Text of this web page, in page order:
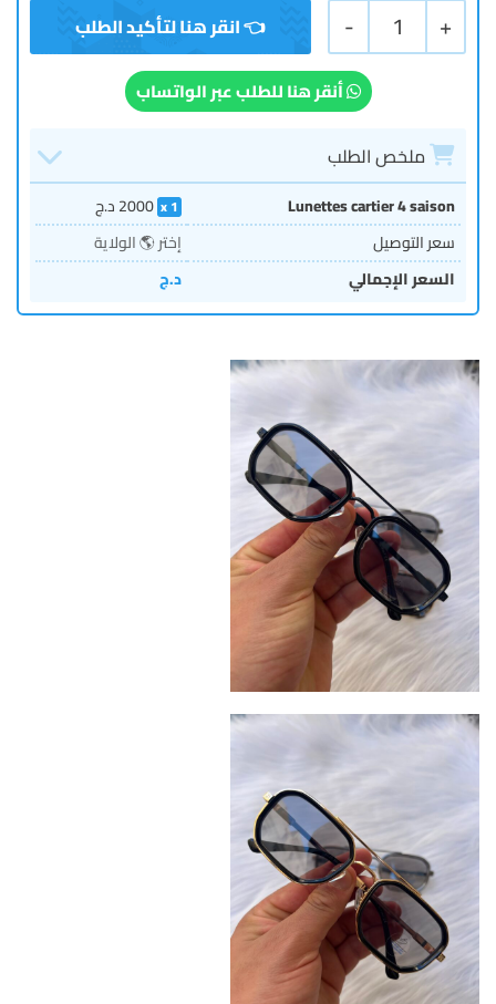
+
1
-
أنقر هنا للطلب عبر الواتساب
ملخص الطلب
Lunettes cartier 4 saison
1
2000د.ج
سعر التوصيل
إختر 🌎 الولاية
السعر الإجمالي
د.ج